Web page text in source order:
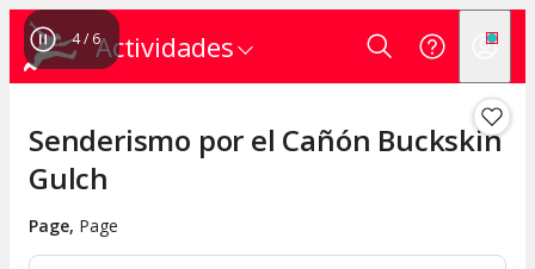
Actividades
4/ 6
Senderismo por el Cañón Buckskin
Gulch
Page, Page